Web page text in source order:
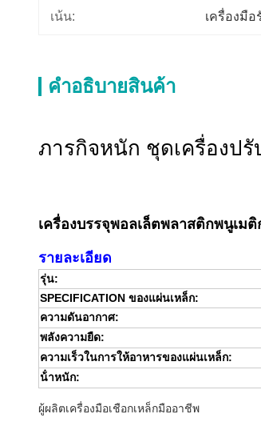
เน้น: เครื่องมื
คําอธิบายสินค้า
ภารกิจหนัก ชุดเครื่องป
เครื่องบรรจุพอลเล็ตพลาสติกพนูเมติ
รายละเอียด
รุ่น:
SPECIFICATION ของแผ่นเหล็ก:
ความดันอากาศ:
พลังความยืด:
ความเร็วในการให้อาหารของแผ่นเหล็ก:
น้ําหนัก:
ผู้ผลิตเครื่องมือเชือกเหล็กมืออาชีพ